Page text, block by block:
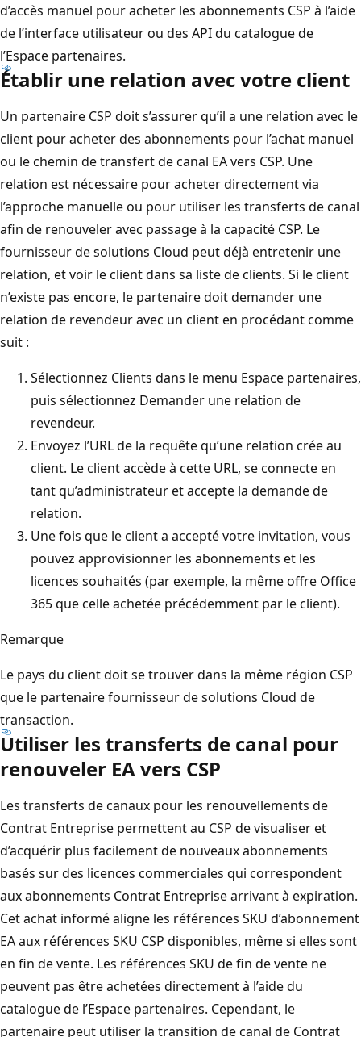
d’accès manuel pour acheter les abonnements CSP à l’aide
de l’interface utilisateur ou des API du catalogue de
l’Espace partenaires.
Établir une relation avec votre client
Un partenaire CSP doit s’assurer qu’il a une relation avec le
client pour acheter des abonnements pour l’achat manuel
ou le chemin de transfert de canal EA vers CSP. Une
relation est nécessaire pour acheter directement via
l’approche manuelle ou pour utiliser les transferts de canal
afin de renouveler avec passage à la capacité CSP. Le
fournisseur de solutions Cloud peut déjà entretenir une
relation, et voir le client dans sa liste de clients. Si le client
n’existe pas encore, le partenaire doit demander une
relation de revendeur avec un client en procédant comme
suit :
Sélectionnez Clients dans le menu Espace partenaires,
puis sélectionnez Demander une relation de
revendeur.
Envoyez l’URL de la requête qu’une relation crée au
client. Le client accède à cette URL, se connecte en
tant qu’administrateur et accepte la demande de
relation.
Une fois que le client a accepté votre invitation, vous
pouvez approvisionner les abonnements et les
licences souhaités (par exemple, la même offre Office
365 que celle achetée précédemment par le client).
Remarque
Le pays du client doit se trouver dans la même région CSP
que le partenaire fournisseur de solutions Cloud de
transaction.
Utiliser les transferts de canal pour
renouveler EA vers CSP
Les transferts de canaux pour les renouvellements de
Contrat Entreprise permettent au CSP de visualiser et
d’acquérir plus facilement de nouveaux abonnements
basés sur des licences commerciales qui correspondent
aux abonnements Contrat Entreprise arrivant à expiration.
Cet achat informé aligne les références SKU d’abonnement
EA aux références SKU CSP disponibles, même si elles sont
en fin de vente. Les références SKU de fin de vente ne
peuvent pas être achetées directement à l’aide du
catalogue de l’Espace partenaires. Cependant, le
partenaire peut utiliser la transition de canal de Contrat